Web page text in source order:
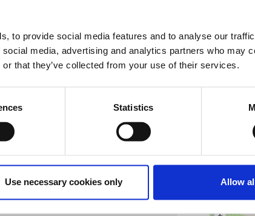
to provide social media features and to analyse our
media, advertising and analytics partners who may
that they’ve collected from your use of their services.
Statistics
Use necessary cookies only Allow
δημιουργία ενός υγιούς, ασφαλούς και
διαρκώς και χαρακτηρίζεται από
να υιοθετήσουν πολιτικές που
τη συμπερίληψη, την ορατότητα και το
When?
Thursday,
Kentrikos